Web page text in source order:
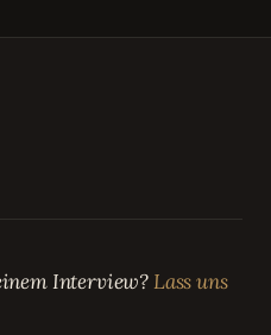
Interview?Lass uns